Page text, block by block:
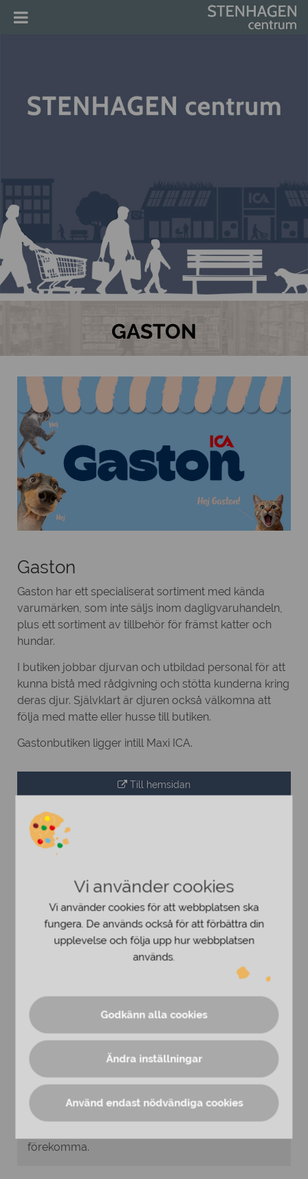
GASTON
Gaston
Gaston har ett specialiserat sortiment med kända
varumärken, som inte säljs inom dagligvaruhandeln,
plus ett sortiment av tillbehör för främst katter och
hundar.
I butiken jobbar djurvan och utbildad personal för att
kunna bistå med rådgivning och stötta kunderna kring
deras djur. Självklart är djuren också välkomna att
följa med matte eller husse till butiken.
Gastonbutiken ligger intill Maxi ICA.
Till hemsidan
Öppettider
Måndag-fredag 10-19
Lördag-söndag 11-16
förekomma.
Vi använder cookies
Vi använder cookies för att webbplatsen ska
fungera. De används också för att förbättra din
upplevelse och följa upp hur webbplatsen
används.
Godkänn alla cookies
Ändra inställningar
Använd endast nödvändiga cookies